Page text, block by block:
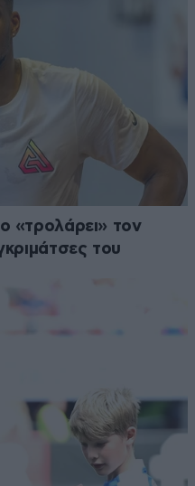
«τρολάρει» τον
του